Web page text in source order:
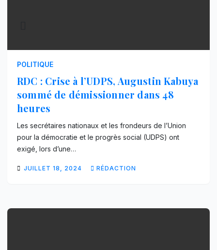
POLITIQUE
RDC : Crise à l’UDPS, Augustin Kabuya
sommé de démissionner dans 48
heures
Les secrétaires nationaux et les frondeurs de l’Union
pour la démocratie et le progrès social (UDPS) ont
exigé, lors d’une…
JUILLET 18, 2024 RÉDACTION